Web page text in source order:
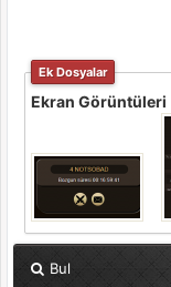
Ek Dosyalar
Ekran Görüntüleri
Bul